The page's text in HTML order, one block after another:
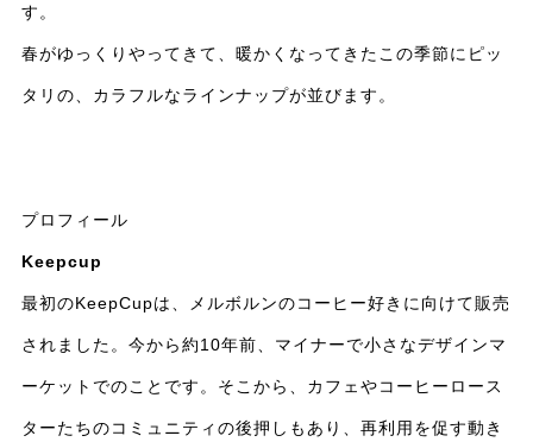
す。
春がゆっくりやってきて、暖かくなってきたこの季節にピッ
タリの、カラフルなラインナップが並びます。
プロフィール
Keepcup
最初のKeepCupは、メルボルンのコーヒー好きに向けて販売
されました。今から約10年前、マイナーで小さなデザインマ
ーケットでのことです。そこから、カフェやコーヒーロース
ターたちのコミュニティの後押しもあり、再利用を促す動き